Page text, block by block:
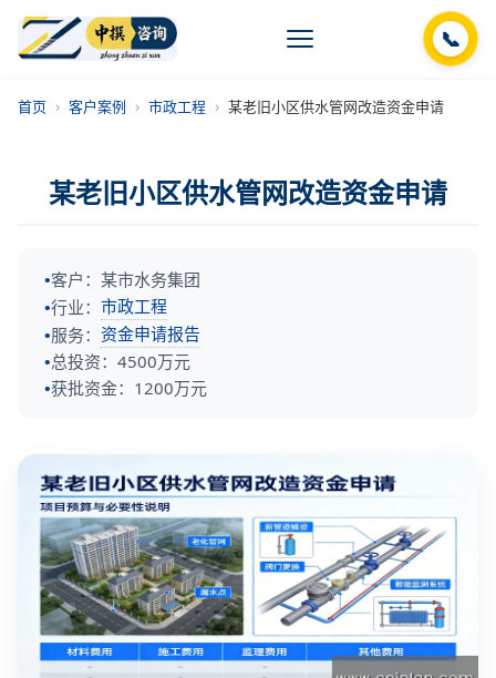
📞
首页 › 客户案例 › 市政工程 › 某老旧小区供水管网改造资金申请
某老旧小区供水管网改造资金申请
客户：某市水务集团
行业： 市政工程
服务： 资金申请报告
总投资：4500万元
获批资金：1200万元